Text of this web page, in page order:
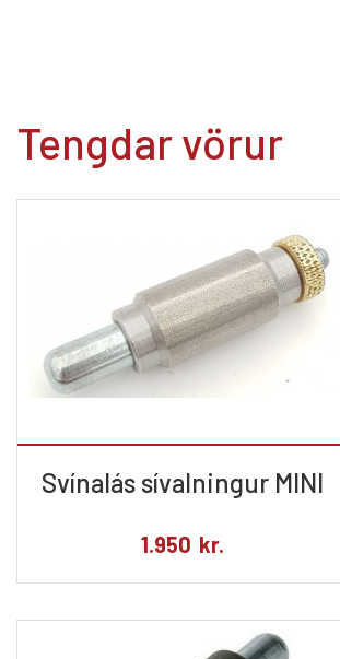
Tengdar vörur
Svínalás sívalningur MINI
1.950 kr.